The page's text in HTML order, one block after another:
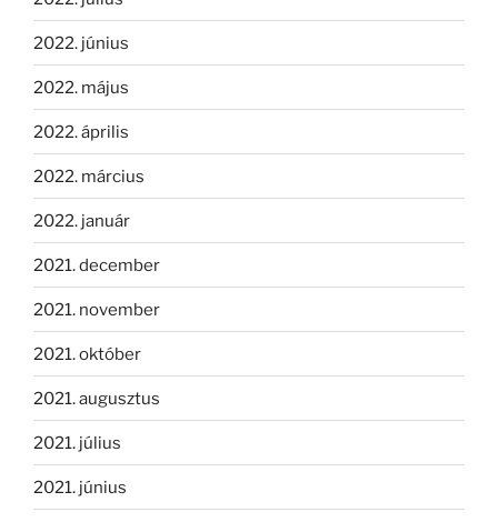
2022. június
2022. május
2022. április
2022. március
2022. január
2021. december
2021. november
2021. október
2021. augusztus
2021. július
2021. június